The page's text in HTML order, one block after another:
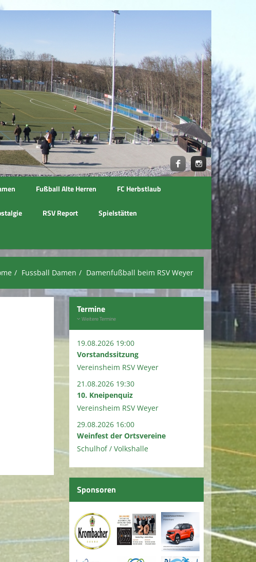
Fußball Alte Herren FC Herbstlaub
RSV Report Spielstätten
Fussball Damen Damenfußball beim RSV Weyer
Termine
Weitere Termine
19.08.2026 19:00
Vorstandssitzung
Vereinsheim RSV Weyer
21.08.2026 19:30
10. Kneipenquiz
Vereinsheim RSV Weyer
29.08.2026 16:00
Weinfest der Ortsvereine
Schulhof / Volkshalle
Sponsoren